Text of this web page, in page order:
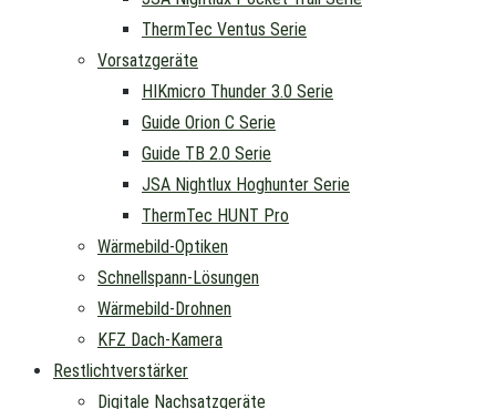
ThermTec Ventus Serie
Vorsatzgeräte
HIKmicro Thunder 3.0 Serie
Guide Orion C Serie
Guide TB 2.0 Serie
JSA Nightlux Hoghunter Serie
ThermTec HUNT Pro
Wärmebild-Optiken
Schnellspann-Lösungen
Wärmebild-Drohnen
KFZ Dach-Kamera
Restlichtverstärker
Digitale Nachsatzgeräte